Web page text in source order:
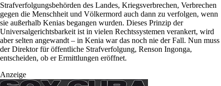
Strafverfolgungsbehörden des Landes, Kriegsverbrechen, Verbrechen
gegen die Menschheit und Völkermord auch dann zu verfolgen, wenn
sie außerhalb Kenias begangen wurden. Dieses Prinzip der
Universalgerichtsbarkeit ist in vielen Rechtssystemen verankert, wird
aber selten angewandt – in Kenia war das noch nie der Fall. Nun muss
der Direktor für öffentliche Strafverfolgung, Renson Ingonga,
entscheiden, ob er Ermittlungen eröffnet.
Anzeige